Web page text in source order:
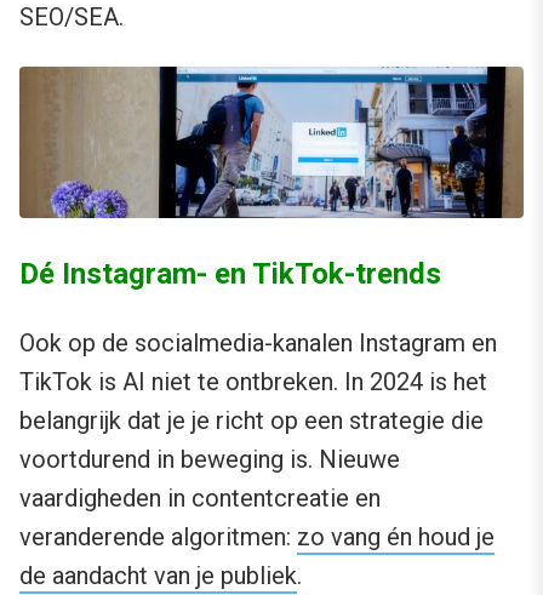
SEO/SEA.
Dé Instagram- en TikTok-trends
Ook op de socialmedia-kanalen Instagram en
TikTok is AI niet te ontbreken. In 2024 is het
belangrijk dat je je richt op een strategie die
voortdurend in beweging is. Nieuwe
vaardigheden in contentcreatie en
veranderende algoritmen: zo vang én houd je
de aandacht van je publiek.